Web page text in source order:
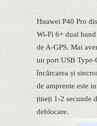
Huawei P40 Pro
Wi-Fi 6+ dual
de A-GPS. Mai
un port USB Type-
încărcarea și
de amprente este
țineți 1-2 secunde
deblocare.